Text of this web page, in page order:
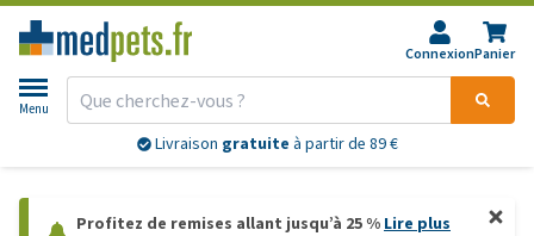
ConnexionPanier
Menu
Livraison gratuite à partir de 89 €
Profitez de remises allant jusqu’à 25 % Lire plus